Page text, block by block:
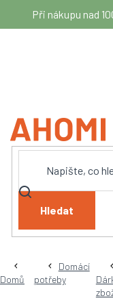
obsah
Při nákupu nad
Hledat
Domů
Domácí
potřeby